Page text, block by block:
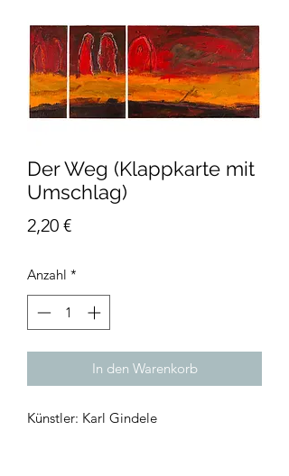
Der Weg (Klappkarte mit
Umschlag)
2,20 €Preis
Anzahl *
In den Warenkorb
Künstler: Karl Gindele